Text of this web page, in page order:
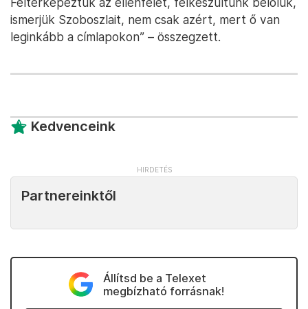
ismerjük Szoboszlait, nem csak azért, mert ő van
leginkább a címlapokon” – összegzett.
Kedvenceink
Partnereinktől
Állítsd be a Telexet
megbízható forrásnak!